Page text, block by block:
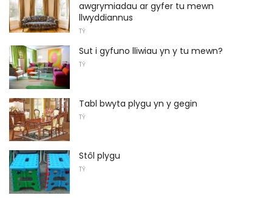
awgrymiadau ar gyfer tu mewn
llwyddiannus
TŶ
Sut i gyfuno lliwiau yn y tu mewn?
TŶ
Tabl bwyta plygu yn y gegin
TŶ
Stôl plygu
TŶ